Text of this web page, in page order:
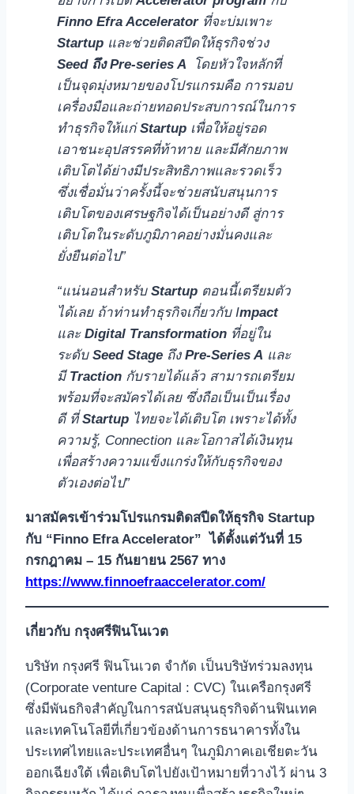
Finno Efra Acceleratorที่จะบ่มเพาะ
Startup และช่วยติดสปีดให้ธุรกิจช่วง
Seed ถึง Pre-series A
โดยหัวใจหลักที่
เป็นจุดมุ่งหมายของโปรแกรมคือ การมอบ
เครื่องมือและถ่ายทอดประสบการณ์ในการ
ทำธุรกิจให้แก่Startup เพื่อให้อยู่รอด
เอาชนะอุปสรรคที่ท้าทาย และมีศักยภาพ
เติบโตได้ย่างมีประสิทธิภาพและรวดเร็ว
ซึ่งเชื่อมั่นว่าครั้งนี้จะช่วยสนับสนุนการ
เติบโตของเศรษฐกิจได้เป็นอย่างดี สู่การ
เติบโตในระดับภูมิภาคอย่างมั่นคงและ
ยั่งยืนต่อไป”
“แน่นอนสำหรับ Startup ตอนนี้เตรียมตัว
ได้เลย ถ้าท่านทำธุรกิจเกี่ยวกับ Impact
และ Digital Transformation ที่อยู่ใน
ระดับ Seed Stage ถึง Pre-Series A และ
มี Traction กับรายได้แล้ว สามารถเตรียม
พร้อมที่จะสมัครได้เลย ซึ่งถือเป็นเป็นเรื่อง
ดี ที่Startup ไทยจะได้เติบโต เพราะได้ทั้ง
ความรู้, Connection และโอกาสได้เงินทุน
เพื่อสร้างความแข็งแกร่งให้กับธุรกิจของ
ตัวเองต่อไป”
มาสมัครเข้าร่วมโปรแกรมติดสปีดให้ธุรกิจ Startup
กับ “Finno Efra Accelerator” ได้ตั้งแต่วันที่ 15
กรกฎาคม – 15 กันยายน 2567 ทาง
https://www.finnoefraaccelerator.com/
เกี่ยวกับ กรุงศรีฟินโนเวต
บริษัท กรุงศรี ฟินโนเวต จำกัด เป็นบริษัทร่วมลงทุน
(Corporate venture Capital : CVC) ในเครือกรุงศรี
ซึ่งมีพันธกิจสำคัญในการสนับสนุนธุรกิจด้านฟินเทค
และเทคโนโลยีที่เกี่ยวข้องด้านการธนาคารทั้งใน
ประเทศไทยและประเทศอื่นๆ ในภูมิภาคเอเชียตะวัน
ออกเฉียงใต้ เพื่อเติบโตไปยังเป้าหมายที่วางไว้ ผ่าน 3